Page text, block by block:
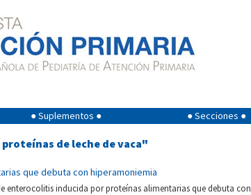
● Suplementos ● ● Secciones ●
de leche de vaca"
que debuta con hiperamoniemia
enterocolitis inducida por proteínas alimentarias que debuta con